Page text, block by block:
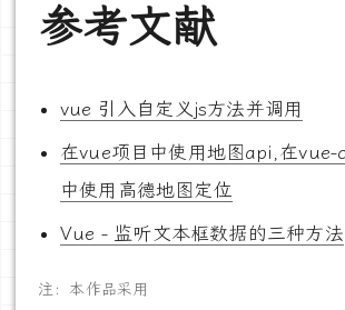
参考文献
vue 引入自定义js方法并调用
在vue项目中使用地图api,在vue-
中使用高德地图定位
Vue - 监听文本框数据的三种方法
注：本作品采用